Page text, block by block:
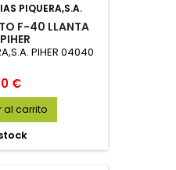
PIQUERA,S.A.
F-40 LLANTA
PIHER 04040
€
al carrito